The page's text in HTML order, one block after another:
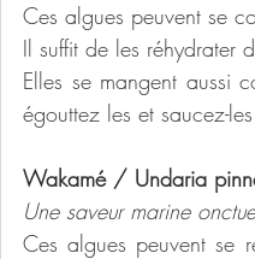
Ces algues peuvent se
Il suffit de les réhydrater
Elles se mangent aussi
égouttez les et saucez-
Wakamé / Undaria
Une saveur marine
Ces algues peuvent se